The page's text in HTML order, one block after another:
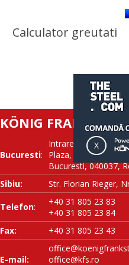
Calculator greutati
KÖNIG
Bucuresti:
Intrarea NESTOREI
Plaza, Corp B, et
Bucuresti, 040037,
Sibiu:
Str. Florian Rieger,
Telefon:
+40 31 805 23 83
+40 31 805 23 84
Fax:
+40 31 805 23 43
E-mail:
office@kfs.ro